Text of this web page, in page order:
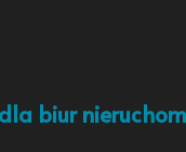
biur